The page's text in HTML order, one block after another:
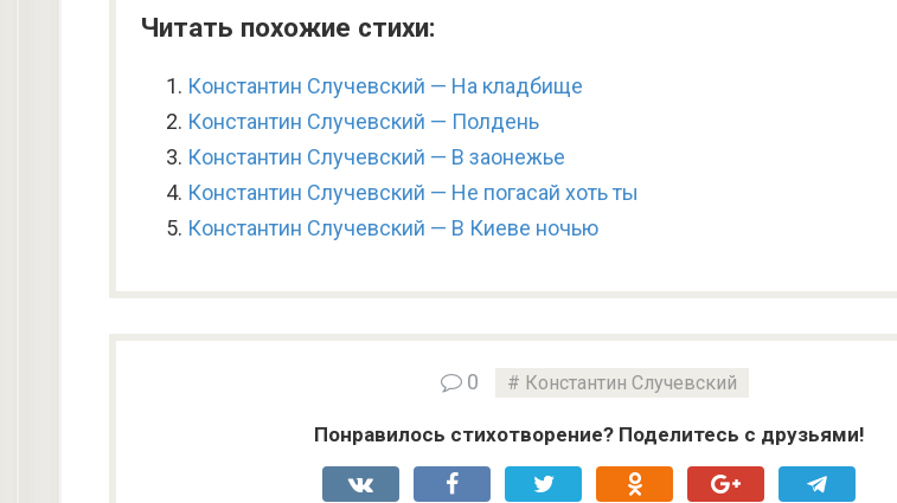
Читать похожие стихи:
Константин Случевский — На кладбище
Константин Случевский — Полдень
Константин Случевский — В заонежье
Константин Случевский — Не погасай хоть ты
Константин Случевский — В Киеве ночью
0 Константин Случевский
Понравилось стихотворение? Поделитесь с друзьями!